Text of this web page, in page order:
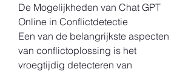
De Mogelijkheden van Chat GPT
Online in Conflictdetectie
Een van de belangrijkste aspecten
van conflictoplossing is het
vroegtijdig detecteren van